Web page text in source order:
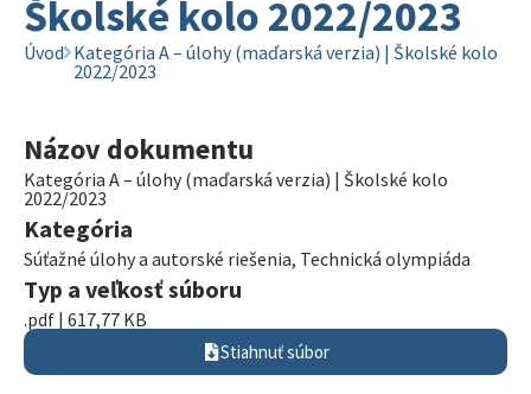
Školské kolo 2022/2023
Úvod Kategória A – úlohy (maďarská verzia) | Školské kolo
2022/2023
Názov dokumentu
Kategória A – úlohy (maďarská verzia) | Školské kolo
2022/2023
Kategória
Súťažné úlohy a autorské riešenia, Technická olympiáda
Typ a veľkosť súboru
.pdf | 617,77 KB
Stiahnuť súbor